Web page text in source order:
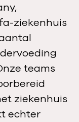
ziekenhuis
teams
ziekenhuis
echter